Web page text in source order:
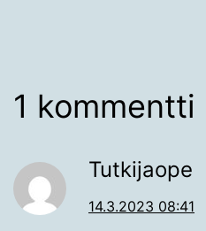
1 kommentti
Tutkijaope
14.3.2023 08:41